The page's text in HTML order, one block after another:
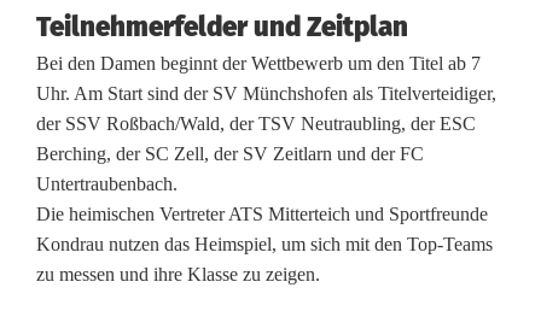
k
-
B
e
z
i
Teilnehmerfelder und Zeitplan
Bei den Damen beginnt der Wettbewerb um den Titel ab 7
Uhr. Am Start sind der SV Münchshofen als Titelverteidiger,
der SSV Roßbach/Wald, der TSV Neutraubling, der ESC
Berching, der SC Zell, der SV Zeitlarn und der FC
Untertraubenbach.
Die heimischen Vertreter ATS Mitterteich und Sportfreunde
Kondrau nutzen das Heimspiel, um sich mit den Top-Teams
zu messen und ihre Klasse zu zeigen.